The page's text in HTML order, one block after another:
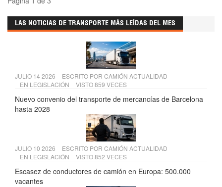
LAS NOTICIAS DE TRANSPORTE MÁS LEÍDAS DEL MES
JULIO 14 2026 ESCRITO POR CAMIÓN ACTUALIDAD
EN LEGISLACIÓN VISTO 859 VECES
Nuevo convenio del transporte de mercancías de Barcelona
hasta 2028
JULIO 10 2026 ESCRITO POR CAMIÓN ACTUALIDAD
EN LEGISLACIÓN VISTO 852 VECES
Escasez de conductores de camión en Europa: 500.000
vacantes